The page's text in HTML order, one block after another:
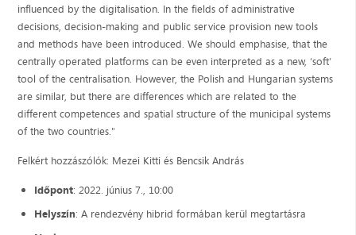
influenced by the digitalisation. In the fields of administrative
decisions, decision-making and public service provision new tools
and methods have been introduced. We should emphasise, that the
centrally operated platforms can be even interpreted as a new, ‘soft’
tool of the centralisation. However, the Polish and Hungarian systems
are similar, but there are differences which are related to the
different competences and spatial structure of the municipal systems
of the two countries."
Felkért hozzászólók: Mezei Kitti és Bencsik András
Időpont: 2022. június 7., 10:00
Helyszín: A rendezvény hibrid formában kerül megtartásra